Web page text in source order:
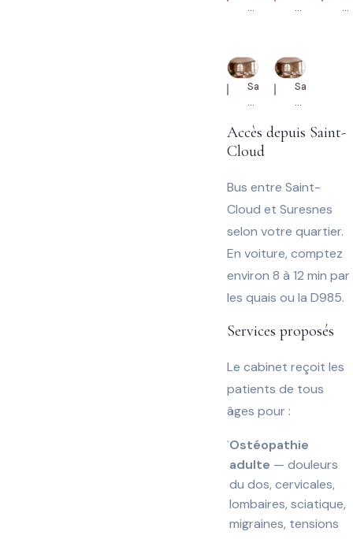
de
table
du
cabinet.
d'anamnèse
et
chaises.
au
Salle
de
au
cabinet.
Salle
de
au
Accès depuis Saint-
Cloud
Bus entre Saint-
Cloud et Suresnes
selon votre quartier.
En voiture, comptez
environ 8 à 12 min par
les quais ou la D985.
Services proposés
Le cabinet reçoit les
patients de tous
âges pour :
Ostéopathie
adulte — douleurs
du dos, cervicales,
lombaires, sciatique,
migraines, tensions